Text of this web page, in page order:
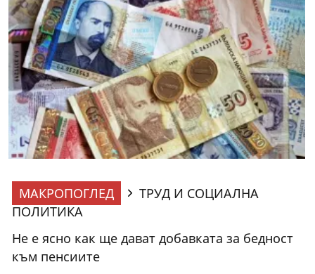
МАКРОПОГЛЕД
ТРУД И СОЦИАЛНА
ПОЛИТИКА
Не е ясно как ще дават добавката за бедност
към пенсиите